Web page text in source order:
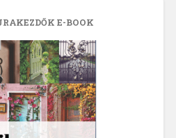
E-BOOK